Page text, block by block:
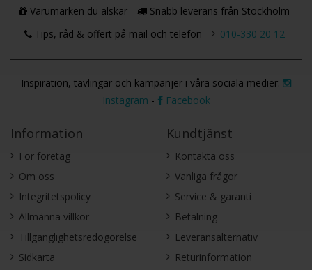
Varumärken du älskar
Snabb leverans från Stockholm
Tips, råd & offert på mail och telefon
010-330 20 12
Inspiration, tävlingar och kampanjer i våra sociala medier.
Instagram - Facebook
Information
För företag
Om oss
Integritetspolicy
Allmänna villkor
Tillgänglighetsredogörelse
Sidkarta
Kundtjänst
Kontakta oss
Vanliga frågor
Service & garanti
Betalning
Leveransalternativ
Returinformation